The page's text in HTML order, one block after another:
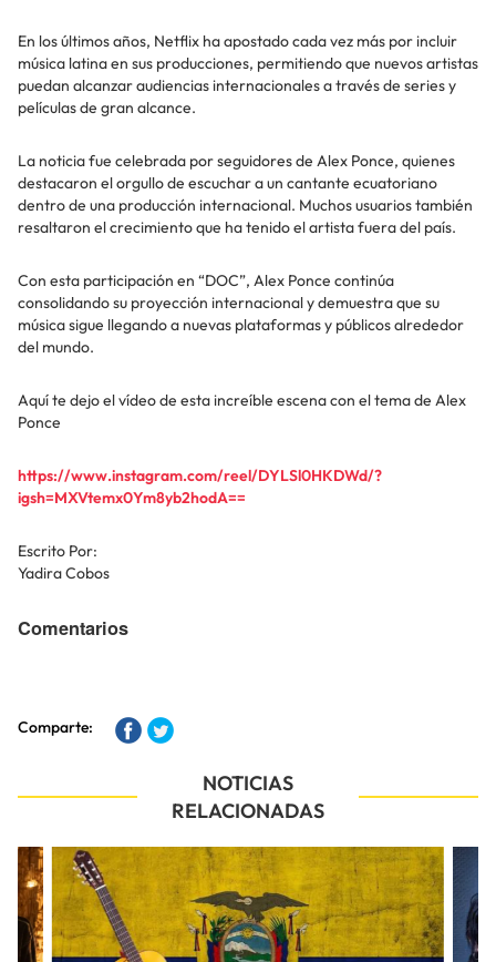
En los últimos años, Netflix ha apostado cada vez más por incluir
música latina en sus producciones, permitiendo que nuevos artistas
puedan alcanzar audiencias internacionales a través de series y
películas de gran alcance.
La noticia fue celebrada por seguidores de Alex Ponce, quienes
destacaron el orgullo de escuchar a un cantante ecuatoriano
dentro de una producción internacional. Muchos usuarios también
resaltaron el crecimiento que ha tenido el artista fuera del país.
Con esta participación en “DOC”, Alex Ponce continúa
consolidando su proyección internacional y demuestra que su
música sigue llegando a nuevas plataformas y públicos alrededor
del mundo.
Aquí te dejo el vídeo de esta increíble escena con el tema de Alex
Ponce
https://www.instagram.com/reel/DYLSl0HKDWd/?
igsh=MXVtemx0Ym8yb2hodA==
Escrito Por:
Yadira Cobos
Comentarios
Comparte:
NOTICIAS
RELACIONADAS